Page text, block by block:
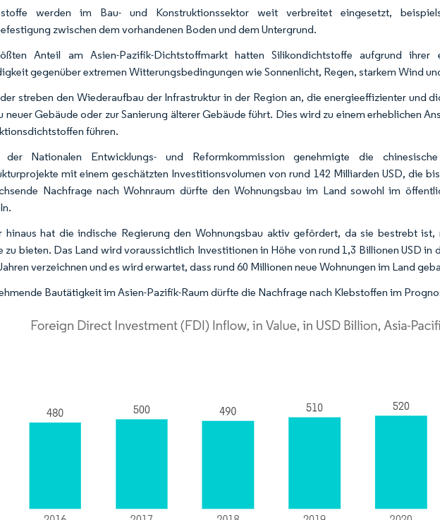
werden im Bau- und Konstruktionssektor weit verbreitet eingesetzt,
zwischen dem vorhandenen Boden und dem Untergrund.
Anteil am Asien-Pazifik-Dichtstoffmarkt hatten Silikondichtstoffe aufgrund ihrer
gegenüber extremen Witterungsbedingungen wie Sonnenlicht, Regen, starkem Wind
streben den Wiederaufbau der Infrastruktur in der Region an, die energieeffizienter und
neuer Gebäude oder zur Sanierung älterer Gebäude führt. Dies wird zu einem erheblichen
führen.
der Nationalen Entwicklungs- und Reformkommission genehmigte die
mit einem geschätzten Investitionsvolumen von rund 142 Milliarden USD, die
Nachfrage nach Wohnraum dürfte den Wohnungsbau im Land sowohl im
hinaus hat die indische Regierung den Wohnungsbau aktiv gefördert, da sie bestrebt ist,
zu bieten. Das Land wird voraussichtlich Investitionen in Höhe von rund 1,3 Billionen USD in
verzeichnen und es wird erwartet, dass rund 60 Millionen neue Wohnungen im Land
Bautätigkeit im Asien-Pazifik-Raum dürfte die Nachfrage nach Klebstoffen im